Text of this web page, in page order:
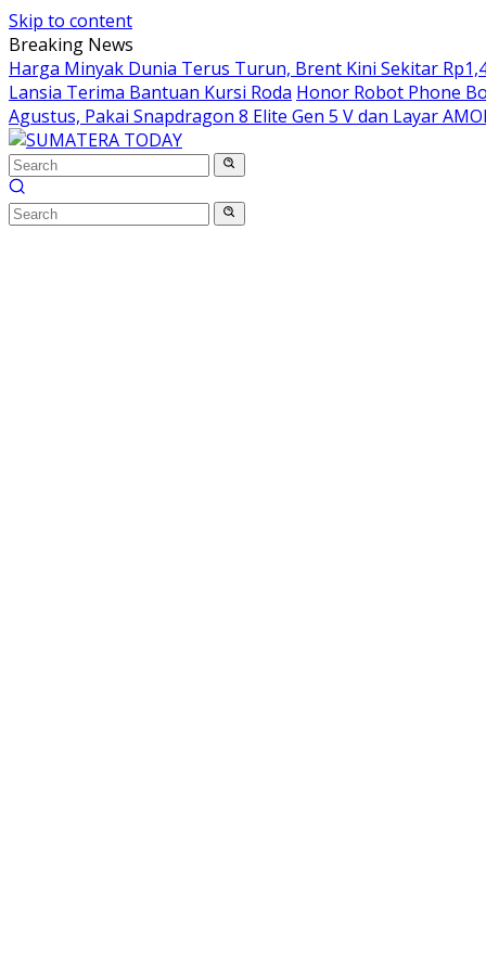
Skip to content
Breaking News
Harga Minyak Dunia Terus Turun, Brent Kini Sekitar
Lansia Terima Bantuan Kursi Roda Honor Robot Phone
Agustus, Pakai Snapdragon 8 Elite Gen 5 V dan Layar